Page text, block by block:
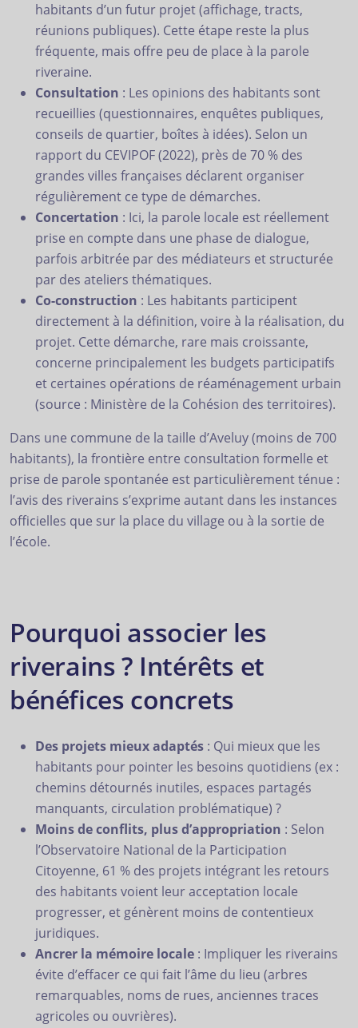
habitants d’un futur projet (affichage, tracts,
réunions publiques). Cette étape reste la plus
fréquente, mais offre peu de place à la parole
riveraine.
Consultation : Les opinions des habitants sont
recueillies (questionnaires, enquêtes publiques,
conseils de quartier, boîtes à idées). Selon un
rapport du CEVIPOF (2022), près de 70 % des
grandes villes françaises déclarent organiser
régulièrement ce type de démarches.
Concertation : Ici, la parole locale est réellement
prise en compte dans une phase de dialogue,
parfois arbitrée par des médiateurs et structurée
par des ateliers thématiques.
Co-construction : Les habitants participent
directement à la définition, voire à la réalisation, du
projet. Cette démarche, rare mais croissante,
concerne principalement les budgets participatifs
et certaines opérations de réaménagement urbain
(source : Ministère de la Cohésion des territoires).
Dans une commune de la taille d’Aveluy (moins de 700
habitants), la frontière entre consultation formelle et
prise de parole spontanée est particulièrement ténue :
l’avis des riverains s’exprime autant dans les instances
officielles que sur la place du village ou à la sortie de
l’école.
Pourquoi associer les
riverains ? Intérêts et
bénéfices concrets
Des projets mieux adaptés : Qui mieux que les
habitants pour pointer les besoins quotidiens (ex :
chemins détournés inutiles, espaces partagés
manquants, circulation problématique) ?
Moins de conflits, plus d’appropriation : Selon
l’Observatoire National de la Participation
Citoyenne, 61 % des projets intégrant les retours
des habitants voient leur acceptation locale
progresser, et génèrent moins de contentieux
juridiques.
Ancrer la mémoire locale : Impliquer les riverains
évite d’effacer ce qui fait l’âme du lieu (arbres
remarquables, noms de rues, anciennes traces
agricoles ou ouvrières).